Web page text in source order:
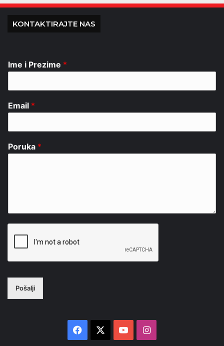
KONTAKTIRAJTE NAS
Ime i Prezime *
Email *
Poruka *
Pošalji
Facebook YouTubeInstagram